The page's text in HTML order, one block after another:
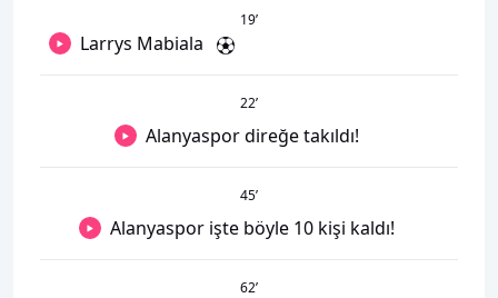
19’
Larrys Mabiala
22’
Alanyaspor direğe takıldı!
45’
Alanyaspor işte böyle 10 kişi kaldı!
62’